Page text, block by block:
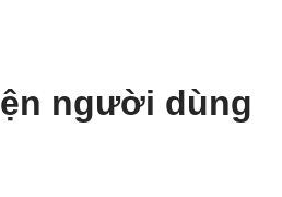
người dùng